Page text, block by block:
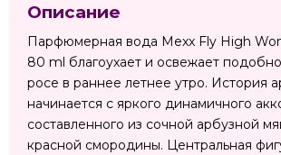
Описание
Парфюмерная вода Mexx Fly High
80 ml благоухает и освежает
росе в раннее летнее утро. История
начинается с яркого динамичного
составленного из сочной арбузной
красной смородины. Центральная